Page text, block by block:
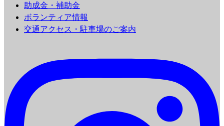
助成金・補助金
ボランティア情報
交通アクセス・駐車場のご案内